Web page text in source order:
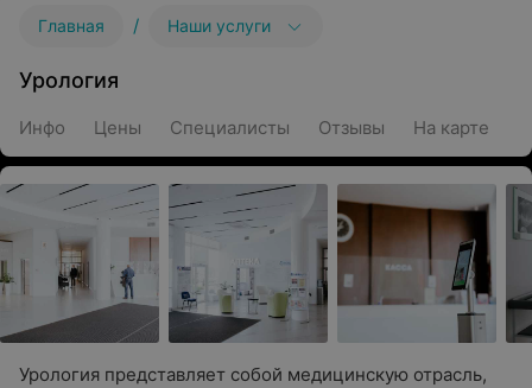
Главная / Наши услуги
Урология
Инфо Цены Специалисты Отзывы На карте
Урология представляет собой медицинскую отрасль,